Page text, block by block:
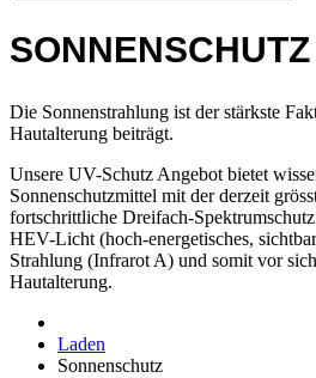
SONNENSCHUTZ
Die Sonnenstrahlung ist der stärkste
Hautalterung beiträgt.
Unsere UV-Schutz Angebot bietet
Sonnenschutzmittel mit der derzeit
fortschrittliche Dreifach-
HEV-Licht (hoch-energetisches,
Strahlung (Infrarot A) und somit vor
Hautalterung.
Laden
Sonnenschutz